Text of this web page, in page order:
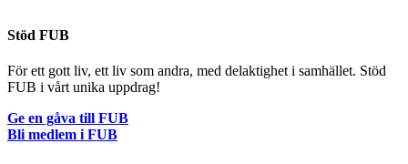
Stöd FUB
För ett gott liv, ett liv som andra, med delaktighet i samhället. Stöd
FUB i vårt unika uppdrag!
Ge en gåva till FUB
Bli medlem i FUB